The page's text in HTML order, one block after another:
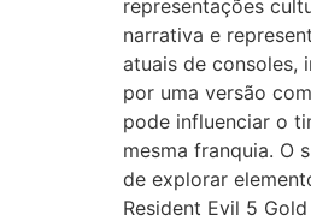
representações
narrativa e
atuais de consoles,
por uma versão
pode influenciar o
mesma franquia. O
de explorar
Resident Evil 5